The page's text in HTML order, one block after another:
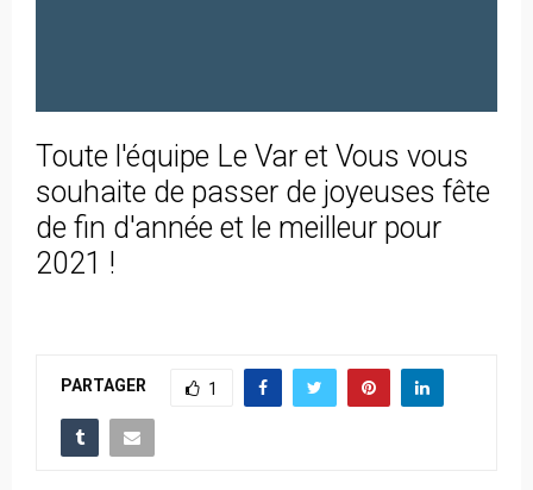
Toute l'équipe Le Var et Vous vous
souhaite de passer de joyeuses fête
de fin d'année et le meilleur pour
2021 !
PARTAGER 1